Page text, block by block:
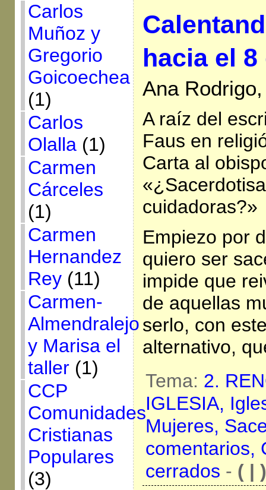
Carlos
Muñoz y
Gregorio
Goicoechea
(1)
Carlos
Olalla(1)
Carmen
Cárceles
(1)
Carmen
Hernandez
Rey(11)
Carmen-
Almendralejo
y Marisa el
taller(1)
CCP
Comunidades
Cristianas
Populares
(3)
hacia el
Ana
A raíz del
Faus en
Carta al
cuidadoras?»
Empiezo por
quiero ser
impide que
de aquellas
serlo, con
alternativo,
Tema: 2.
IGLESIA,
Mujeres,
comentarios,
cerrados - ( | )